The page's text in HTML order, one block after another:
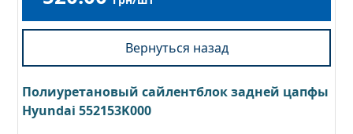
Вернуться назад
Полиуретановый сайлентблок задней цапфы
Hyundai 552153K000